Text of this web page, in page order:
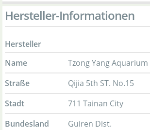
Hersteller-Informationen
Hersteller
Name
Tzong Yang Aquarium
Straße
Qijia 5th ST. No.15
Stadt
711 Tainan City
Bundesland
Guiren Dist.